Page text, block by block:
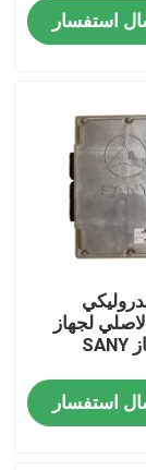
استفسار
لجهاز
الحفر لجهاز SANY
استفسار